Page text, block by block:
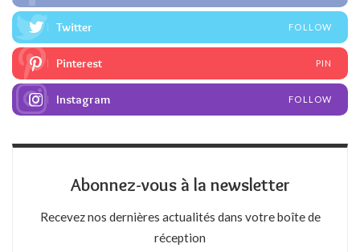
Twitter FOLLOW
Pinterest PIN
Instagram FOLLOW
Abonnez-vous à la newsletter
Recevez nos dernières actualités dans votre boîte de
réception